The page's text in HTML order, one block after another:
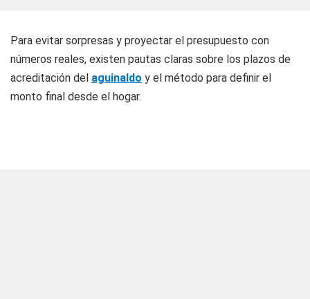
Para evitar sorpresas y proyectar el presupuesto con
números reales, existen pautas claras sobre los plazos de
acreditación del aguinaldo y el método para definir el
monto final desde el hogar.